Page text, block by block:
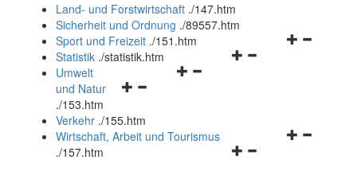
und
schließen
Land- und Forstwirtschaft ./147.htm
Sicherheit und Ordnung ./89557.htm
Navigationsmenü
Sport und Freizeit ./151.htm
Navigationsmenü
Statistik ./statistik.htm
Navigationsmenü
und
schließen
Umwelt
und Natur
./153.htm
Verkehr ./155.htm
Navigationsmenü
Wirtschaft, Arbeit und Tourismus
./157.htm